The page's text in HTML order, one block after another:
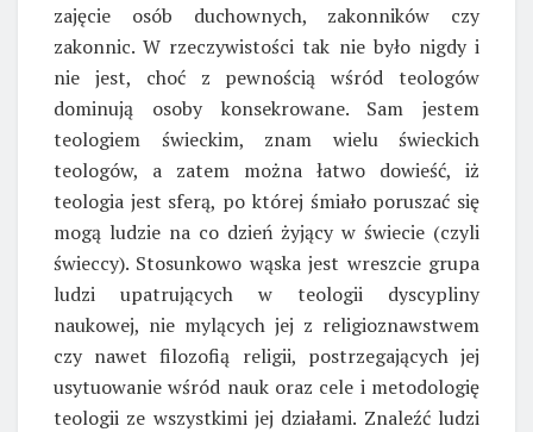
zajęcie osób duchownych, zakonników czy
zakonnic. W rzeczywistości tak nie było nigdy i
nie jest, choć z pewnością wśród teologów
dominują osoby konsekrowane. Sam jestem
teologiem świeckim, znam wielu świeckich
teologów, a zatem można łatwo dowieść, iż
teologia jest sferą, po której śmiało poruszać się
mogą ludzie na co dzień żyjący w świecie (czyli
świeccy). Stosunkowo wąska jest wreszcie grupa
ludzi upatrujących w teologii dyscypliny
naukowej, nie mylących jej z religioznawstwem
czy nawet filozofią religii, postrzegających jej
usytuowanie wśród nauk oraz cele i metodologię
teologii ze wszystkimi jej działami. Znaleźć ludzi